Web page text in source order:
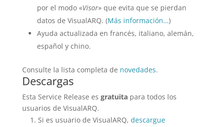
por el modo «Visor» que evita que se pierdan
datos de VisualARQ. (Más información…)
Ayuda actualizada en francés, italiano, alemán,
español y chino.
Consulte la lista completa de novedades.
Descargas
Esta Service Release es gratuitapara todos los
usuarios de VisualARQ.
Si es usuario de VisualARQ, descargue